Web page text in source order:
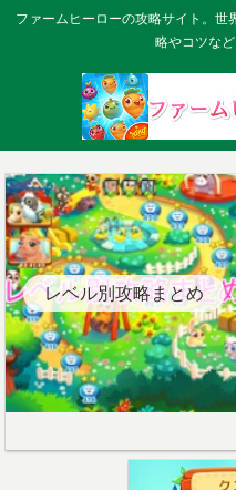
ファームヒーローの攻略サイト。
略やコツなど
レベル別攻略まとめ